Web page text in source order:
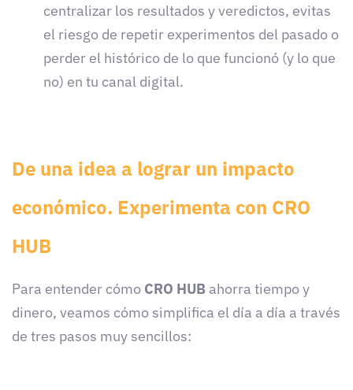
centralizar los resultados y veredictos, evitas
el riesgo de repetir experimentos del pasado o
perder el histórico de lo que funcionó (y lo que
no) en tu canal digital.
De una idea a lograr un impacto
económico. Experimenta con CRO
HUB
Para entender cómo CRO HUB ahorra tiempo y
dinero, veamos cómo simplifica el día a día a través
de tres pasos muy sencillos: